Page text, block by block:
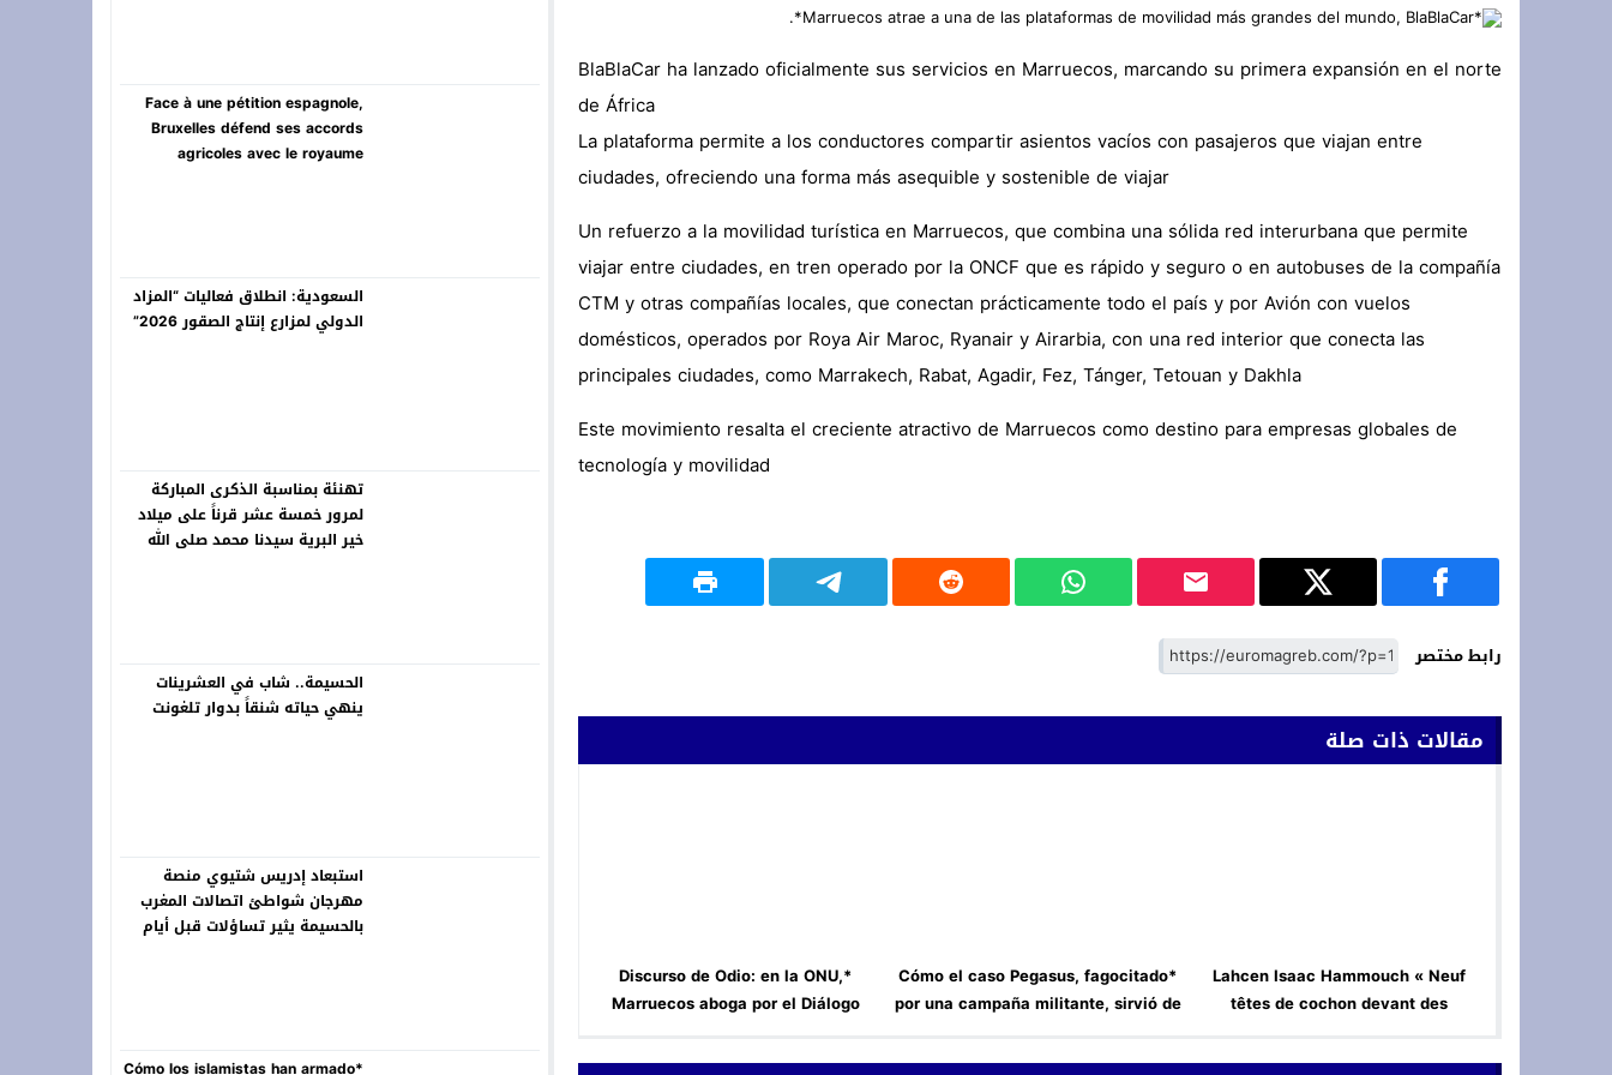
رئاسة حزب التجديد والتقدم تعلن مباشرة إجراءات قضائية وتدعو إلى ندوة صحفية بشأن النزاع التنظيمي
زلزال داخل حلف الناتو: الولايات المتحدة وتركيا ترفضان المقترح الإسباني بشأن سبتة ومليلية!
BlaBlaCar ha lanzado oficialmente sus servicios en Marruecos, marcando su primera expansión en el norte
de África
La plataforma permite a los conductores compartir asientos vacíos con pasajeros que viajan entre
ciudades, ofreciendo una forma más asequible y sostenible de viajar
Un refuerzo a la movilidad turística en Marruecos, que combina una sólida red interurbana que permite
viajar entre ciudades, en tren operado por la ONCF que es rápido y seguro o en autobuses de la compañía
CTM y otras compañías locales, que conectan prácticamente todo el país y por Avión con vuelos
domésticos, operados por Roya Air Maroc, Ryanair y Airarbia, con una red interior que conecta las
principales ciudades, como Marrakech, Rabat, Agadir, Fez, Tánger, Tetouan y Dakhla
Este movimiento resalta el creciente atractivo de Marruecos como destino para empresas globales de
tecnología y movilidad
رابط مختصر
مقالات ذات صلة
Lahcen Isaac Hammouch « Neuf
têtes de cochon devant des
racisme anti-musulmans »
*Cómo el caso Pegasus, fagocitado
por una campaña militante, sirvió de
acusadas de delitos sexuales
*Discurso de Odio: en la ONU,
Marruecos aboga por el Diálogo
Face à une pétition espagnole,
Bruxelles défend ses accords
agricoles avec le royaume
السعودية: انطلاق فعاليات “المزاد
الدولي لمزارع إنتاج الصقور 2026”
تهنئة بمناسبة الذكرى المباركة
لمرور خمسة عشر قرناً على ميلاد
خير البرية سيدنا محمد صلى الله
الحسيمة.. شاب في العشرينات
ينهي حياته شنقاً بدوار تلغونت
استبعاد إدريس شتيوي منصة
مهرجان شواطئ اتصالات المغرب
بالحسيمة يثير تساؤلات قبل أيام
*Cómo los islamistas han armado